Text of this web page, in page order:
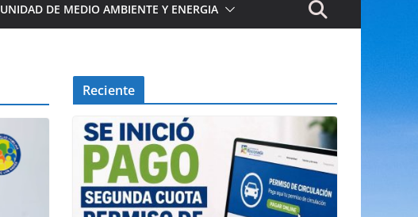
UNIDAD DE MEDIO AMBIENTE Y ENERGIA
Reciente